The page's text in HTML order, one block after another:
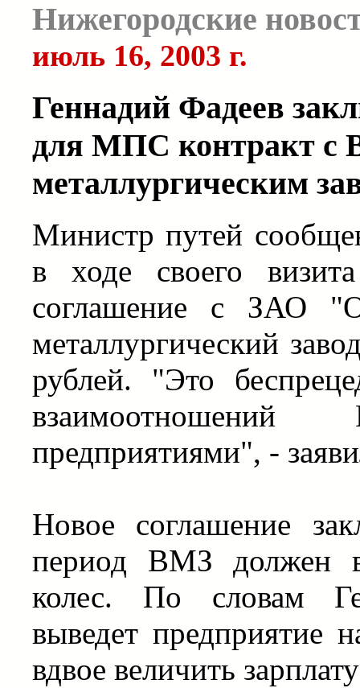
Нижегородские
июль 16, 2003 г.
Геннадий Фадеев
для МПС контракт с
металлургическим
Министр путей
в ходе своего
соглашение с ЗАО
металлургический
рублей. "Это
предприятиями", -
Новое соглашение
период ВМЗ должен
колес. По словам
выведет предприятие
вдвое величить